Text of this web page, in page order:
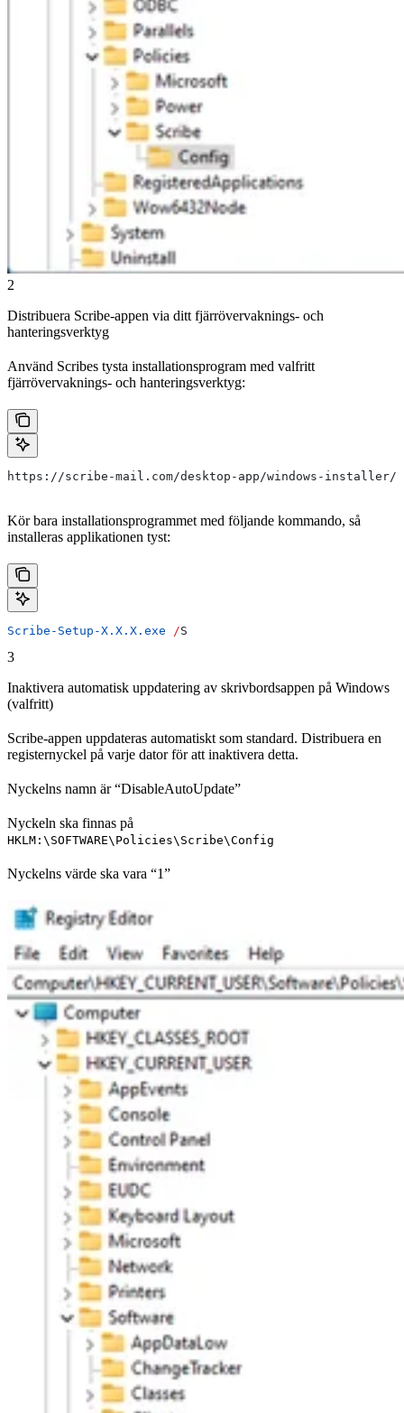
2
Distribuera Scribe-appen via ditt fjärrövervaknings- och
hanteringsverktyg
Använd Scribes tysta installationsprogram med valfritt
fjärrövervaknings- och hanteringsverktyg:
https://scribe-mail.com/desktop-app/windows-installer/
Kör bara installationsprogrammet med följande kommando, så
installeras applikationen tyst:
Scribe-Setup-X.X.X.exe /S
3
Inaktivera automatisk uppdatering av skrivbordsappen på Windows
(valfritt)
Scribe-appen uppdateras automatiskt som standard. Distribuera en
registernyckel på varje dator för att inaktivera detta.
Nyckelns namn är “DisableAutoUpdate”
Nyckeln ska finnas på
HKLM:\SOFTWARE\Policies\Scribe\Config
Nyckelns värde ska vara “1”